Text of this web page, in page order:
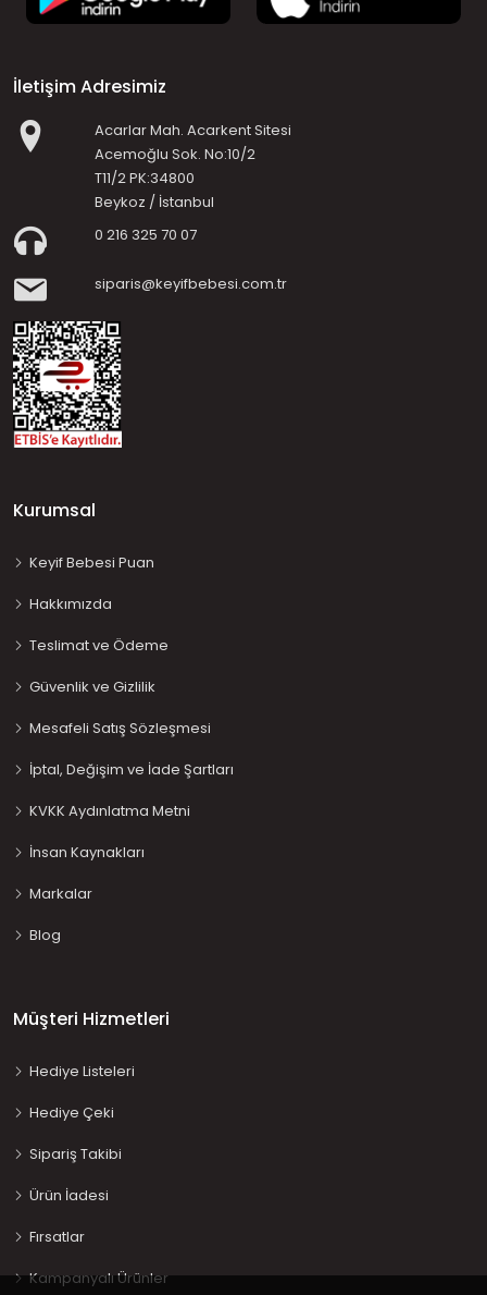
İletişim Adresimiz
Acarlar Mah. Acarkent Sitesi
Acemoğlu Sok. No:10/2
T11/2 PK:34800
Beykoz / İstanbul
0 216 325 70 07
siparis@keyifbebesi.com.tr
Kurumsal
Keyif Bebesi Puan
Hakkımızda
Teslimat ve Ödeme
Güvenlik ve Gizlilik
Mesafeli Satış Sözleşmesi
İptal, Değişim ve İade Şartları
KVKK Aydınlatma Metni
İnsan Kaynakları
Markalar
Blog
Müşteri Hizmetleri
Hediye Listeleri
Hediye Çeki
Sipariş Takibi
Ürün İadesi
Fırsatlar
Kampanyalı Ürünler